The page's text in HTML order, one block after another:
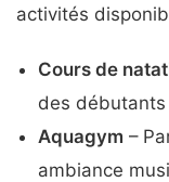
activités
Cours de
des
Aquagym –
ambiance